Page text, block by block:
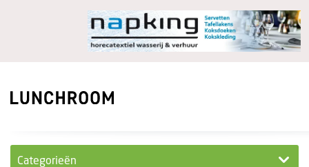
Categorieën